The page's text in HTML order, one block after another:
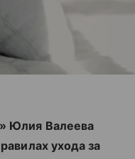
Юлия Валеева
ухода за